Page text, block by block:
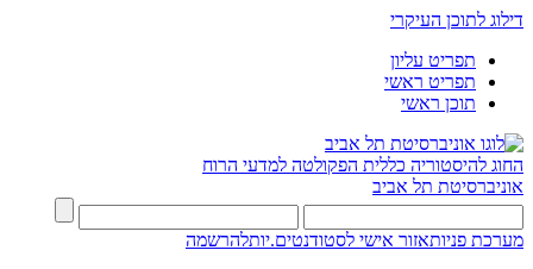
דילוג לתוכן העיקרי
תפריט עליון
תפריט ראשי
תוכן ראשי
החוג להיסטוריה כללית הפקולטה למדעי הרוח
אוניברסיטת תל אביב
מערכת פניותאזור אישי לסטודנטים.יותלהרשמה